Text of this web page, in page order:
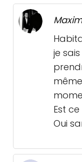
je
Est
Oui